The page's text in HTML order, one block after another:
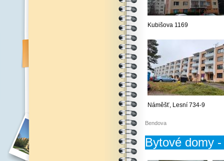
Kubišova 1169
Náměšť, Lesní 734-9
Bendova
Bytové domy